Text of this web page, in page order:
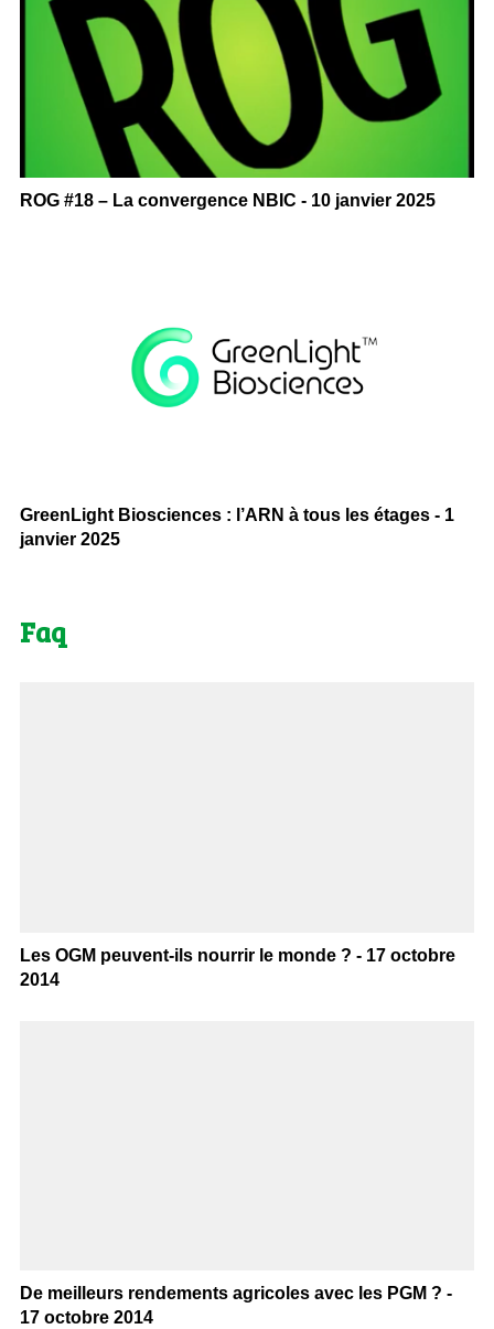
ROG #18 – La convergence NBIC - 10 janvier 2025
GreenLight Biosciences : l’ARN à tous les étages - 1
janvier 2025
Faq
Les OGM peuvent-ils nourrir le monde ? - 17 octobre
2014
De meilleurs rendements agricoles avec les PGM ? -
17 octobre 2014